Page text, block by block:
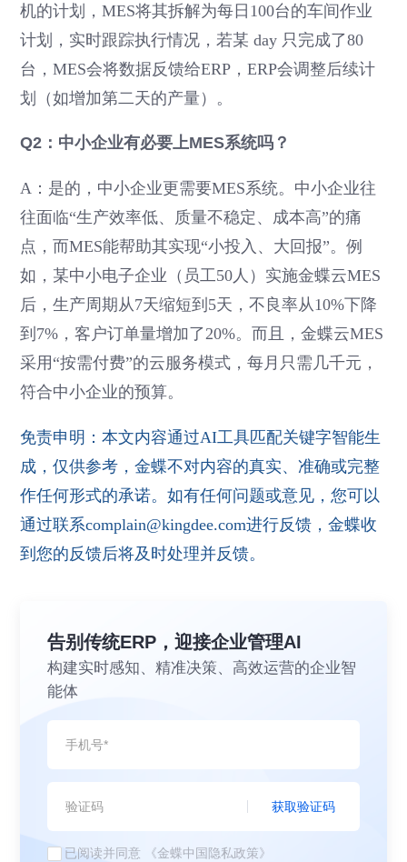
机的计划，MES将其拆解为每日100台的车间作业
计划，实时跟踪执行情况，若某 day 只完成了80
台，MES会将数据反馈给ERP，ERP会调整后续计
划（如增加第二天的产量）。
Q2：中小企业有必要上MES系统吗？
A：是的，中小企业更需要MES系统。中小企业往
往面临“生产效率低、质量不稳定、成本高”的痛
点，而MES能帮助其实现“小投入、大回报”。例
如，某中小电子企业（员工50人）实施金蝶云MES
后，生产周期从7天缩短到5天，不良率从10%下降
到7%，客户订单量增加了20%。而且，金蝶云MES
采用“按需付费”的云服务模式，每月只需几千元，
符合中小企业的预算。
免责申明：本文内容通过AI工具匹配关键字智能生
成，仅供参考，金蝶不对内容的真实、准确或完整
作任何形式的承诺。如有任何问题或意见，您可以
通过联系complain@kingdee.com进行反馈，金蝶收
到您的反馈后将及时处理并反馈。
告别传统ERP，迎接企业管理AI
构建实时感知、精准决策、高效运营的企业智
能体
获取验证码
已阅读并同意 《金蝶中国隐私政策》